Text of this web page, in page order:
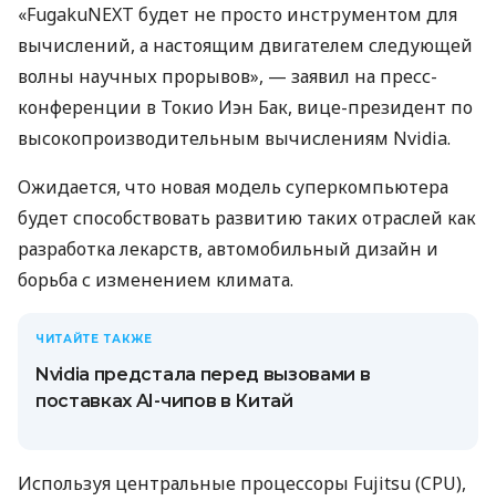
«FugakuNEXT будет не просто инструментом для
вычислений, а настоящим двигателем следующей
волны научных прорывов», — заявил на пресс-
конференции в Токио Иэн Бак, вице-президент по
высокопроизводительным вычислениям Nvidia.
Ожидается, что новая модель суперкомпьютера
будет способствовать развитию таких отраслей как
разработка лекарств, автомобильный дизайн и
борьба с изменением климата.
ЧИТАЙТЕ ТАКЖЕ
Nvidia предстала перед вызовами в
поставках AI-чипов в Китай
Используя центральные процессоры Fujitsu (CPU),